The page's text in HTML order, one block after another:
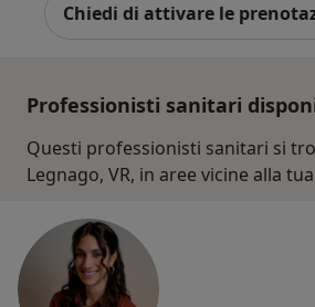
Chiedi di attivare le
Professionisti sanitari
Questi professionisti sanitari si
Legnago, VR, in aree vicine alla